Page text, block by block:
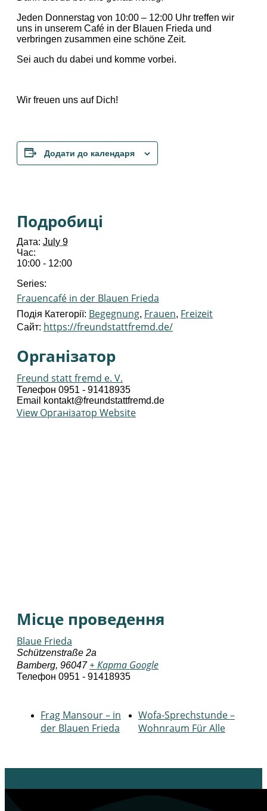
Jeden Donnerstag von 10:00 – 12:00 Uhr treffen wir
uns in unserem Café in der Blauen Frieda und
verbringen zusammen eine schöne Zeit.
Sei auch du dabei und komme vorbei.
Wir freuen uns auf Dich!
Додати до календаря
Подробиці
Дата: July 9
Час:
10:00 - 12:00
Series:
Frauencafé in der Blauen Frieda
Подія Категорії: Begegnung, Frauen, Freizeit
Сайт: https://freundstattfremd.de/
Організатор
Freund statt fremd e. V.
Телефон 0951 - 91418935
Email
kontakt@freundstattfremd.de
View Організатор Website
Місце проведення
Blaue Frieda
Schützenstraße 2a
Bamberg, 96047 + Карта Google
Телефон 0951 - 91418935
Frag Mansour – in
der Blauen Frieda
Wofa-Sprechstunde –
Wohnraum Für Alle